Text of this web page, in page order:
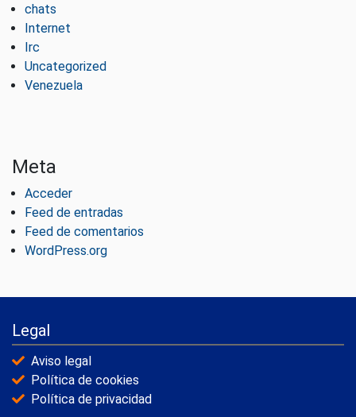
chats
Internet
Irc
Uncategorized
Venezuela
Meta
Acceder
Feed de entradas
Feed de comentarios
WordPress.org
Legal
Aviso legal
Política de cookies
Política de privacidad